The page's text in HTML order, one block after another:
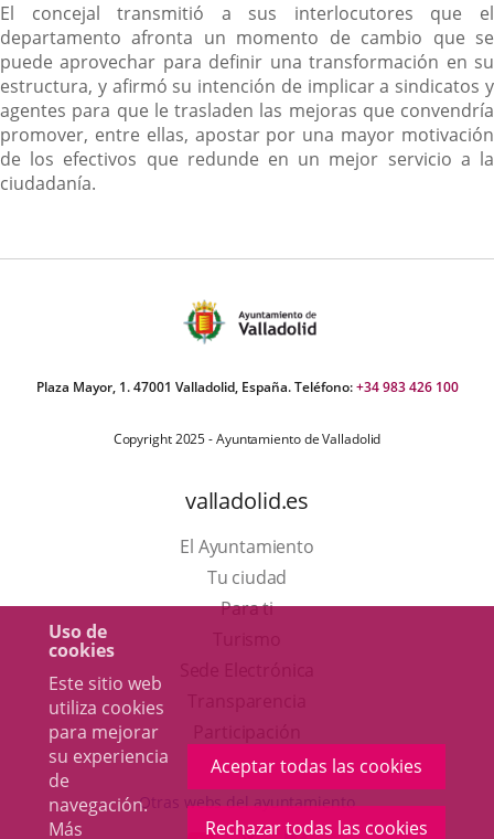
Uso de
cookies
Este sitio web
utiliza cookies
para mejorar
su experiencia
de
navegación.
Más
Aceptar todas las cookies
Rechazar todas las cookies
El concejal transmitió a sus interlocutores que el
departamento afronta un momento de cambio que se
puede aprovechar para definir una transformación en su
estructura, y afirmó su intención de implicar a sindicatos y
agentes para que le trasladen las mejoras que convendría
promover, entre ellas, apostar por una mayor motivación
de los efectivos que redunde en un mejor servicio a la
ciudadanía.
Plaza Mayor, 1. 47001 Valladolid, España. Teléfono:+34 983 426 100
Copyright 2025 - Ayuntamiento de Valladolid
valladolid.es
El Ayuntamiento
Tu ciudad
Para ti
en
una
ventana
aplicación
externa.
Otras webs del ayuntamiento